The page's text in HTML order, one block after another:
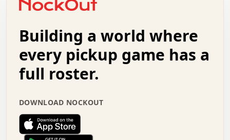
+   .   .   .   .   .   .   .   .   .   +   .   .
.   .   .   .   .   .   .   .   .   .   .   :   .
.   .   .   .   +   .   .   .   .   .   .   .   +
.   :   .   .   .   .   .   .   .   .   o   .   .
.   .   x   .   .   .   .   .   .   :   .   .   o
.   .   .   .   :   .   .   .   .   o   .   .   .
.   .   .   .   .   .   .   :   .   .   .   .   .
.   .   .   .   .   .   .   +   .   .   x   .   .
.   .   .   .   .   :   +   .   .   .   .   .   o
.   .   .   .   .   .   .   .   .   .   .   .   .
Building a world where
every pickup game has a
full roster.
DOWNLOAD NOCKOUT